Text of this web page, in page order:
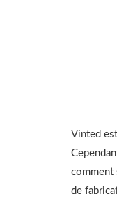
Vinted
comment
de